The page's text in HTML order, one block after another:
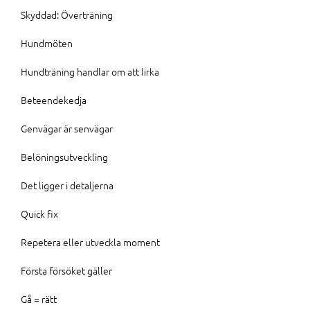
Skyddad: Överträning
Hundmöten
Hundträning handlar om att lirka
Beteendekedja
Genvägar är senvägar
Belöningsutveckling
Det ligger i detaljerna
Quick fix
Repetera eller utveckla moment
Första försöket gäller
Gå = rätt